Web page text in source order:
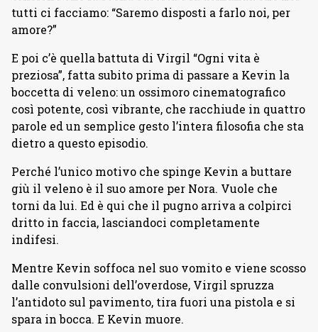
tutti ci facciamo: “Saremo disposti a farlo noi, per
amore?”
E poi c’è quella battuta di Virgil “Ogni vita è
preziosa”, fatta subito prima di passare a Kevin la
boccetta di veleno: un ossimoro cinematografico
così potente, così vibrante, che racchiude in quattro
parole ed un semplice gesto l’intera filosofia che sta
dietro a questo episodio.
Perché l’unico motivo che spinge Kevin a buttare
giù il veleno è il suo amore per Nora. Vuole che
torni da lui. Ed è qui che il pugno arriva a colpirci
dritto in faccia, lasciandoci completamente
indifesi.
Mentre Kevin soffoca nel suo vomito e viene scosso
dalle convulsioni dell’overdose, Virgil spruzza
l’antidoto sul pavimento, tira fuori una pistola e si
spara in bocca. E Kevin muore.